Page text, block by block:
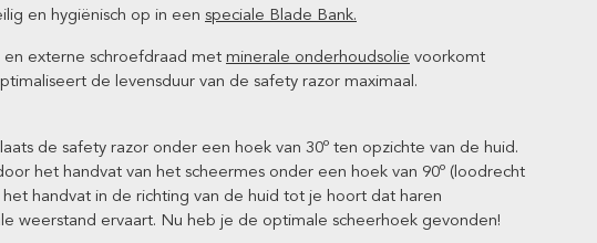
en hygiënisch op in een speciale Blade Bank.
externe schroefdraad met minerale onderhoudsolie voorkomt
de levensduur van de safety razor maximaal.
de safety razor onder een hoek van 30º ten opzichte van de huid.
het handvat van het scheermes onder een hoek van 90º (loodrecht
handvat in de richting van de huid tot je hoort dat haren
weerstand ervaart. Nu heb je de optimale scheerhoek gevonden!